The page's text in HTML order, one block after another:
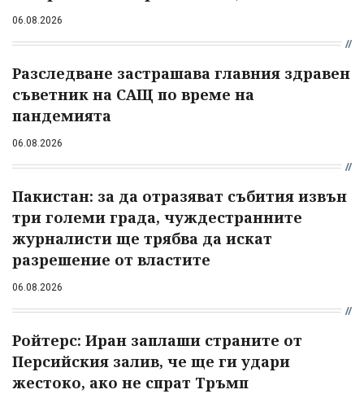
06.08.2026
Разследване застрашава главния здравен
съветник на САЩ по време на
пандемията
06.08.2026
Пакистан: за да отразяват събития извън
три големи града, чуждестранните
журналисти ще трябва да искат
разрешение от властите
06.08.2026
Ройтерс: Иран заплаши страните от
Персийския залив, че ще ги удари
жестоко, ако не спрат Тръмп